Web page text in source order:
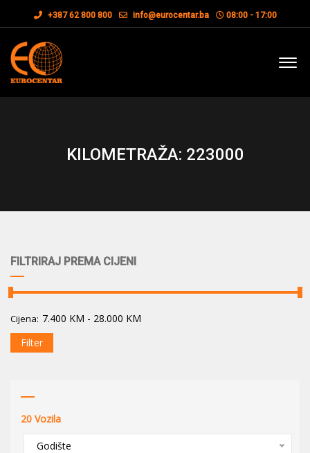
+387 62 800 800 info@eurocentar.ba 08:00 - 17:00
KILOMETRAŽA: 223000
FILTRIRAJ PREMA CIJENI
Cijena: 7.400 KM - 28.000 KM
Filter
20 Vozila
Godište